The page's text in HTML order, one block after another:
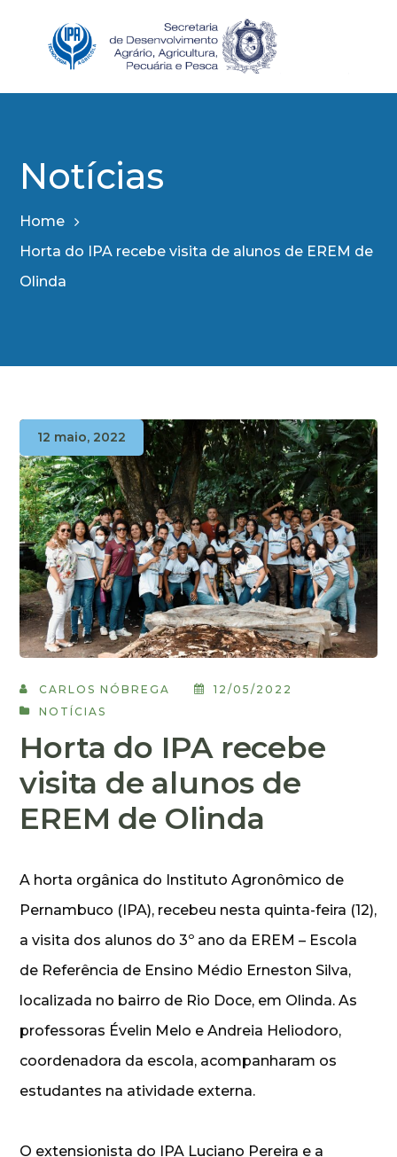
Notícias
Home
Horta do IPA recebe visita de alunos de EREM de
Olinda
12 maio, 2022
CARLOS NÓBREGA
12/05/2022
NOTÍCIAS
Horta do IPA recebe
visita de alunos de
EREM de Olinda
A horta orgânica do Instituto Agronômico de
Pernambuco (IPA), recebeu nesta quinta-feira (12),
a visita dos alunos do 3º ano da EREM – Escola
de Referência de Ensino Médio Erneston Silva,
localizada no bairro de Rio Doce, em Olinda. As
professoras Évelin Melo e Andreia Heliodoro,
coordenadora da escola, acompanharam os
estudantes na atividade externa.
O extensionista do IPA Luciano Pereira e a